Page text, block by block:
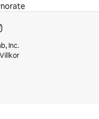
Inc.
Villkor